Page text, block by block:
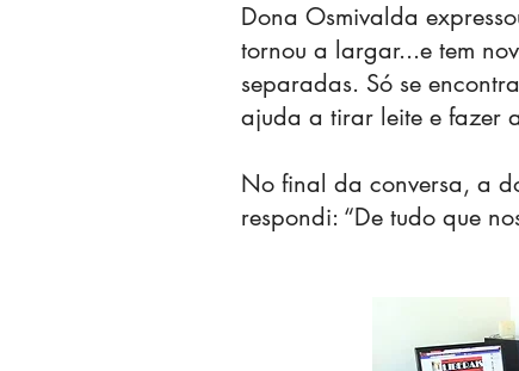
Dona Osmivalda
tornou a largar...e tem
separadas. Só se
ajuda a tirar leite e fazer
No final da conversa, a
respondi: “De tudo que